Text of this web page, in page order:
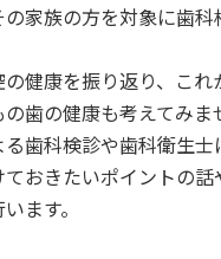
家族の方を対象に歯科
の健康を振り返り、これ
歯の健康も考えてみま
歯科検診や歯科衛生士
おきたいポイントの話
ます。